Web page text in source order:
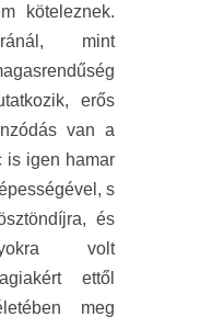
köteleznek.
mint
erős
van a
is igen hamar
s
és
volt
ettől
meg